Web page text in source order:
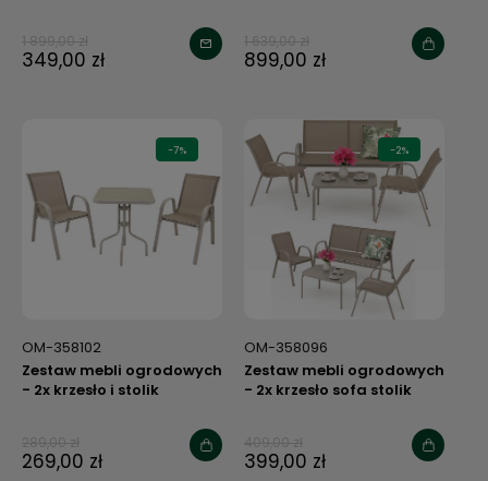
349,00 zł 899,00 zł
OM-358102
Zestaw mebli ogrodowych
- 2x krzesło i stolik
269,00 zł
-7%
OM-358096
Zestaw mebli ogrodowych
- 2x krzesło sofa stolik
399,00 zł
-2%